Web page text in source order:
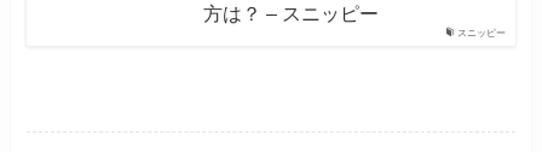
スニッピー
方は？ – スニッピー